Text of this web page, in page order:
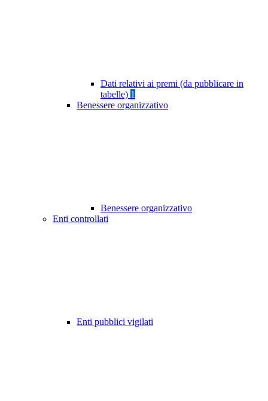
Dati relativi ai premi (da pubblicare in
tabelle) 1
Benessere organizzativo
Benessere organizzativo
Enti controllati
Enti pubblici vigilati